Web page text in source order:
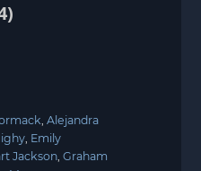
Alejandra
Emily
Jackson Graham